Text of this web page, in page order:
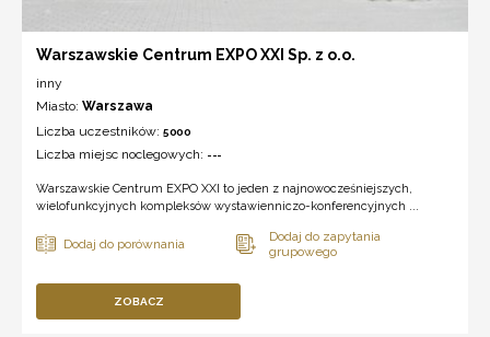
Warszawskie Centrum EXPO XXI Sp. z o.o.
inny
Miasto: Warszawa
Liczba uczestników: 5000
Liczba miejsc noclegowych: ---
Warszawskie Centrum EXPO XXI to jeden z najnowocześniejszych,
wielofunkcyjnych kompleksów wystawienniczo-konferencyjnych ...
ZOBACZ